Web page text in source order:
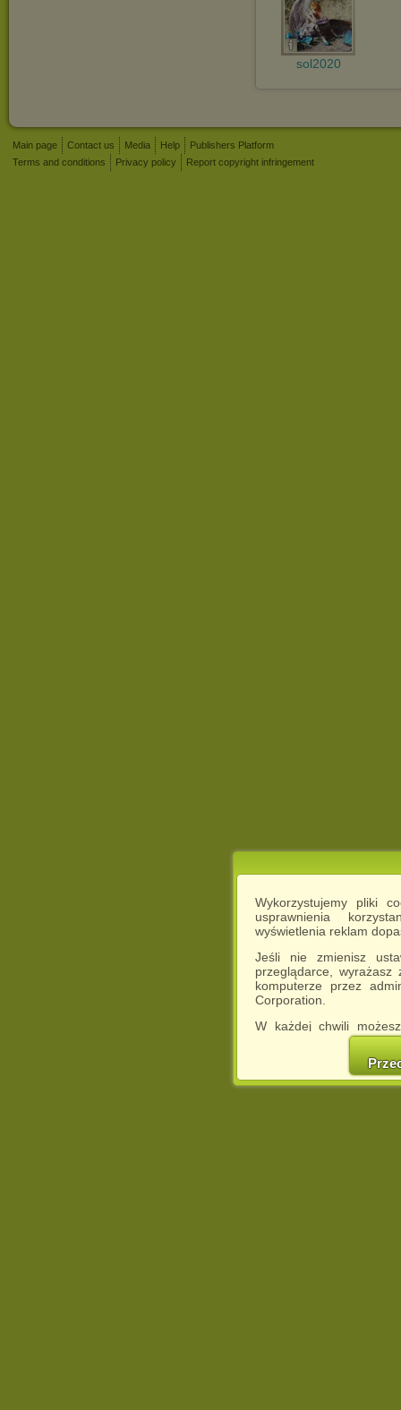
Wykorzystujemy pliki
usprawnienia
wyświetlenia reklam
Jeśli nie zmienisz
przeglądarce,
komputerze przez
Corporation.
W każdej chwili
cookies w swojej
w naszej
http://chomikuj.pl/
sol2020
Main page Contact us Media Help
Publishers Platform
Terms and conditions
Privacy policy Report copyright infringement